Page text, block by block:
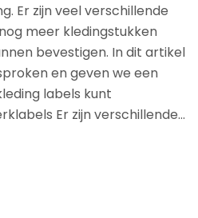
Er zijn veel verschillende
meer kledingstukken
bevestigen. In dit artikel
en geven we een
labels kunt
Er zijn verschillende...